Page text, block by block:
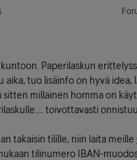
kuntoon. Paperilaskun
aika, tuo lisäinfo on hyvä idea,
sitten millainen homma on
toivottavasti onnistuu.
takaisin tilille, niin laita meille
tilinumero IBAN-